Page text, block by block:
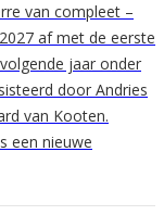
van compleet –
af met de eerste
jaar onder
door Andries
van Kooten.
een nieuwe